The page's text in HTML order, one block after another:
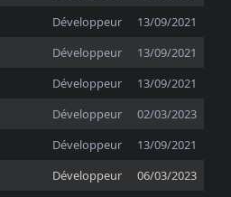
Développeur
13/09/2021
Développeur
13/09/2021
Développeur
13/09/2021
Développeur
02/03/2023
Développeur
13/09/2021
Développeur
06/03/2023